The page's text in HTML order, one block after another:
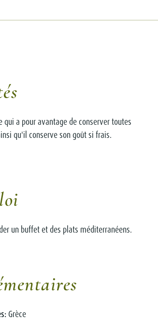
a pour avantage de conserver toutes
qu'il conserve son goût si frais.
un buffet et des plats méditerranéens.
Grèce